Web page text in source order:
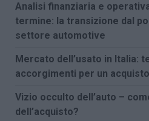
Analisi finanziaria e
termine: la transizione dal
settore automotive
Mercato dell’usato in Italia:
accorgimenti per un
Vizio occulto dell’auto –
dell’acquisto?